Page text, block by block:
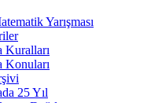
Yarışması
Kuralları
Konuları
25 Yıl